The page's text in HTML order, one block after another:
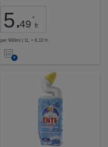
5.49 *
fr.
per 900ml | 1L = 6,10 fr.
Nell’elenco